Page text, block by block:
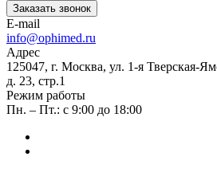
Заказать звонок
E-mail
info@ophimed.ru
Адрес
125047, г. Москва, ул. 1-я Тверская-
д. 23, стр.1
Режим работы
Пн. – Пт.: с 9:00 до 18:00